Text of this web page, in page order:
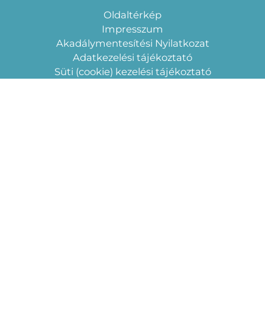
Oldaltérkép
Impresszum
Akadálymentesítési Nyilatkozat
Adatkezelési tájékoztató
Süti (cookie) kezelési tájékoztató